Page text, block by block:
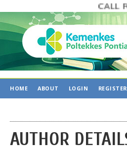
CALL
HOME ABOUT LOGIN REGISTER
AUTHOR